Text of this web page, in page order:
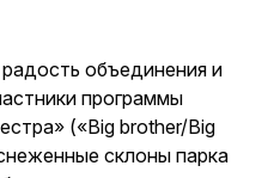
объединения и
программы
(«Big brother/Big
склоны парка